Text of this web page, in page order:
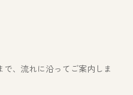
、流れに沿ってご案内しま